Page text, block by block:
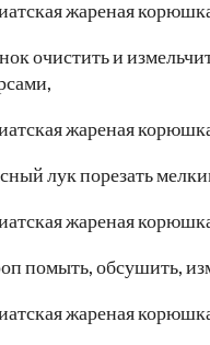
очистить и
лук порезать
помыть, обсушить,